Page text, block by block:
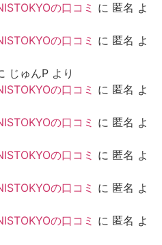
の口コミ に 匿名 よ
の口コミ に 匿名 よ
じゅんP より
の口コミ に 匿名 よ
の口コミ に 匿名 よ
の口コミ に 匿名 よ
の口コミ に 匿名 よ
の口コミ に 匿名 よ